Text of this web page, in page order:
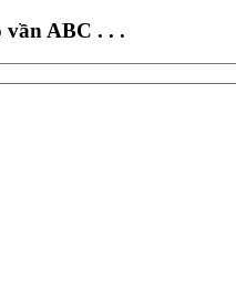
vần ABC . . .